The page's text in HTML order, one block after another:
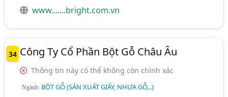
www.......bright.com.vn
34 Công Ty Cổ Phần Bột Gỗ Châu Âu
Thông tin này có thể không còn chính xác
Ngành: BỘT GỖ (SẢN XUẤT GIẤY, NHỰA GỖ,..)